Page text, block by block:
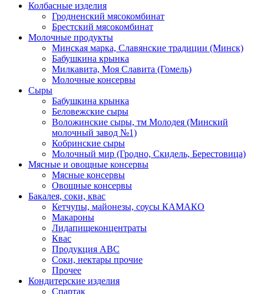
Колбасные изделия
Гродненский мясокомбинат
Брестский мясокомбинат
Молочные продукты
Минская марка, Славянские традиции (Минск)
Бабушкина крынка
Милкавита, Моя Славита (Гомель)
Молочные консервы
Сыры
Бабушкина крынка
Беловежские сыры
Воложинские сыры, тм Молодея (Минский
молочный завод №1)
Кобринские сыры
Молочный мир (Гродно, Скидель, Берестовица)
Мясные и овощные консервы
Мясные консервы
Овощные консервы
Бакалея, соки, квас
Кетчупы, майонезы, соусы КАМАКО
Макароны
Лидапищеконцентраты
Квас
Продукция АВС
Соки, нектары прочие
Прочее
Кондитерские изделия
Спартак